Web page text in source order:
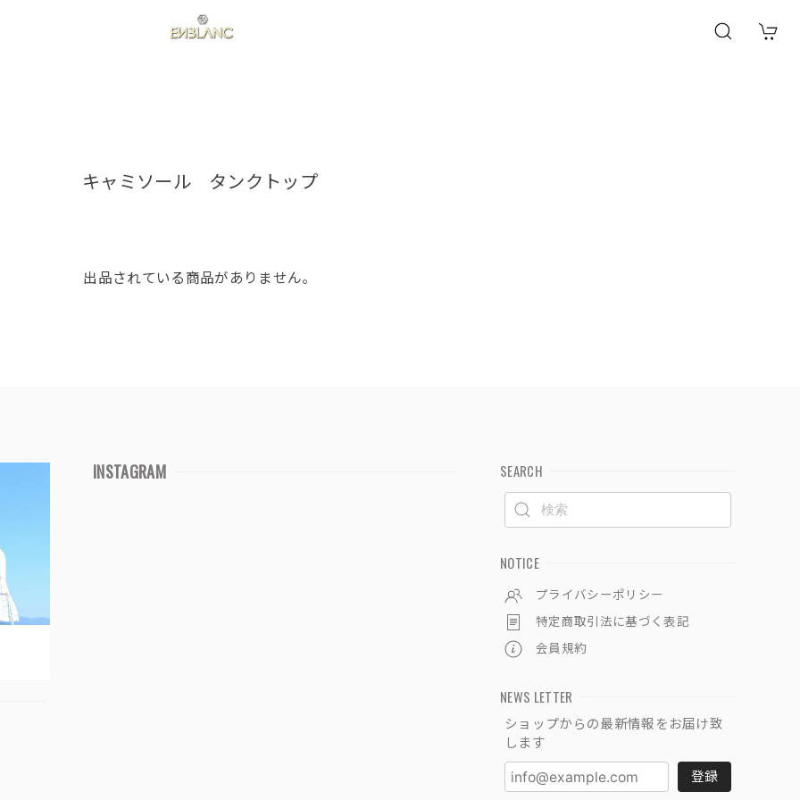
キャミソール タンクトップ
出品されている商品がありません。
INSTAGRAM SEARCH
NOTICE
プライバシーポリシー
特定商取引法に基づく表記
会員規約
NEWS LETTER
ショップからの最新情報をお届け致
します
登録